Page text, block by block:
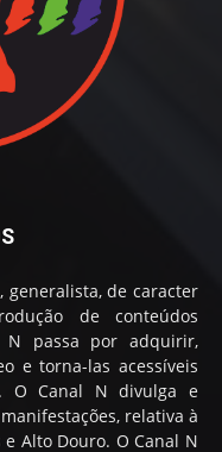
generalista, de caracter
de conteúdos
N passa por adquirir,
e torna-las acessíveis
O Canal N divulga e
relativa à
Alto Douro. O Canal N